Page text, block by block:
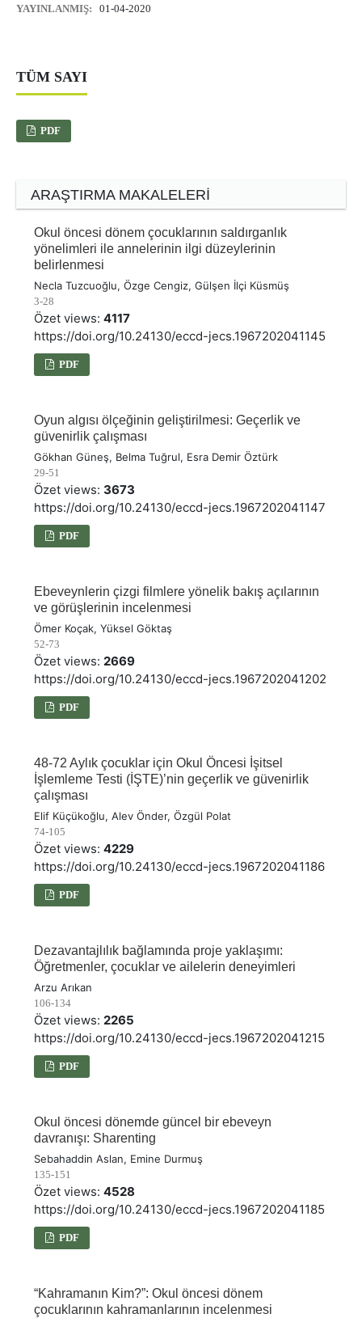
YAYINLANMIŞ: 01-04-2020
TÜM SAYI
PDF
ARAŞTIRMA MAKALELERI
Okul öncesi dönem çocuklarının saldırganlık
yönelimleri ile annelerinin ilgi düzeylerinin
belirlenmesi
Necla Tuzcuoğlu, Özge Cengiz, Gülşen İlçi Küsmüş
3-28
Özet views: 4117
https://doi.org/10.24130/eccd-jecs.1967202041145
PDF
Oyun algısı ölçeğinin geliştirilmesi: Geçerlik ve
güvenirlik çalışması
Gökhan Güneş, Belma Tuğrul, Esra Demir Öztürk
29-51
Özet views: 3673
https://doi.org/10.24130/eccd-jecs.1967202041147
PDF
Ebeveynlerin çizgi filmlere yönelik bakış açılarının
ve görüşlerinin incelenmesi
Ömer Koçak, Yüksel Göktaş
52-73
Özet views: 2669
https://doi.org/10.24130/eccd-jecs.1967202041202
PDF
48-72 Aylık çocuklar için Okul Öncesi İşitsel
İşlemleme Testi (İŞTE)’nin geçerlik ve güvenirlik
çalışması
Elif Küçükoğlu, Alev Önder, Özgül Polat
74-105
Özet views: 4229
https://doi.org/10.24130/eccd-jecs.1967202041186
PDF
Dezavantajlılık bağlamında proje yaklaşımı:
Öğretmenler, çocuklar ve ailelerin deneyimleri
Arzu Arıkan
106-134
Özet views: 2265
https://doi.org/10.24130/eccd-jecs.1967202041215
PDF
Okul öncesi dönemde güncel bir ebeveyn
davranışı: Sharenting
Sebahaddin Aslan, Emine Durmuş
135-151
Özet views: 4528
https://doi.org/10.24130/eccd-jecs.1967202041185
PDF
“Kahramanın Kim?”: Okul öncesi dönem
çocuklarının kahramanlarının incelenmesi